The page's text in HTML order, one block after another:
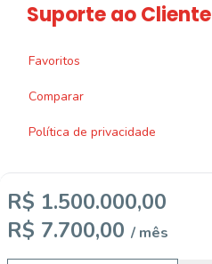
R$ 1.500.000,00
R$ 7.700,00 / mês
Suporte ao Cliente
Favoritos
Comparar
Política de privacidade
Imobiliária